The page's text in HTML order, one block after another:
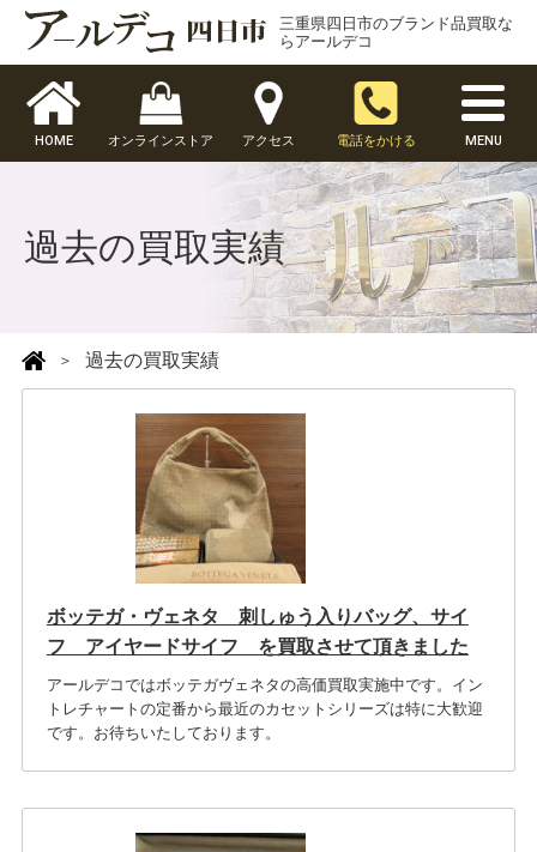
三重県四日市のブランド品買取な
らアールデコ
HOME オンラインストア アクセス 電話をかける MENU
過去の買取実績
過去の買取実績
ボッテガ・ヴェネタ 刺しゅう入りバッグ、サイ
フ アイヤードサイフ を買取させて頂きました
アールデコではボッテガヴェネタの高価買取実施中です。イン
トレチャートの定番から最近のカセットシリーズは特に大歓迎
です。お待ちいたしております。